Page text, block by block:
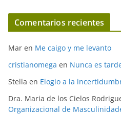
Comentarios recientes
Mar en Me caigo y me levanto
cristianomega en Nunca es
Stella en Elogio a la
Dra. Maria de los Cielos
Organizacional de